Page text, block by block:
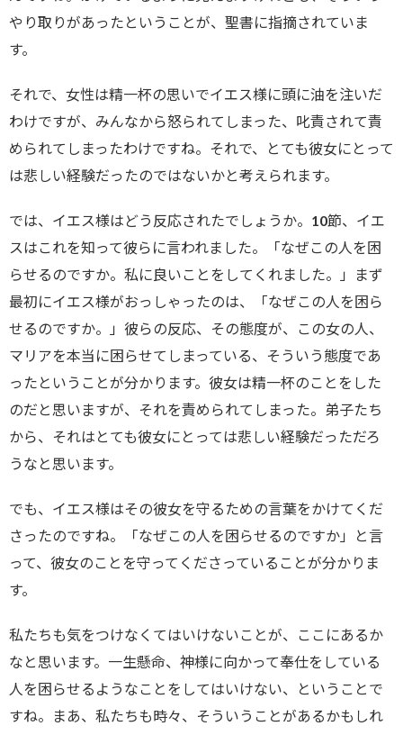
やり取りがあったということが、聖書に指摘されていま
す。
それで、女性は精一杯の思いでイエス様に頭に油を注いだ
わけですが、みんなから怒られてしまった、叱責されて責
められてしまったわけですね。それで、とても彼女にとって
は悲しい経験だったのではないかと考えられます。
では、イエス様はどう反応されたでしょうか。10節、イエ
スはこれを知って彼らに言われました。「なぜこの人を困
らせるのですか。私に良いことをしてくれました。」まず
最初にイエス様がおっしゃったのは、「なぜこの人を困ら
せるのですか。」彼らの反応、その態度が、この女の人、
マリアを本当に困らせてしまっている、そういう態度であ
ったということが分かります。彼女は精一杯のことをした
のだと思いますが、それを責められてしまった。弟子たち
から、それはとても彼女にとっては悲しい経験だっただろ
うなと思います。
でも、イエス様はその彼女を守るための言葉をかけてくだ
さったのですね。「なぜこの人を困らせるのですか」と言
って、彼女のことを守ってくださっていることが分かりま
す。
私たちも気をつけなくてはいけないことが、ここにあるか
なと思います。一生懸命、神様に向かって奉仕をしている
人を困らせるようなことをしてはいけない、ということで
すね。まあ、私たちも時々、そういうことがあるかもしれ